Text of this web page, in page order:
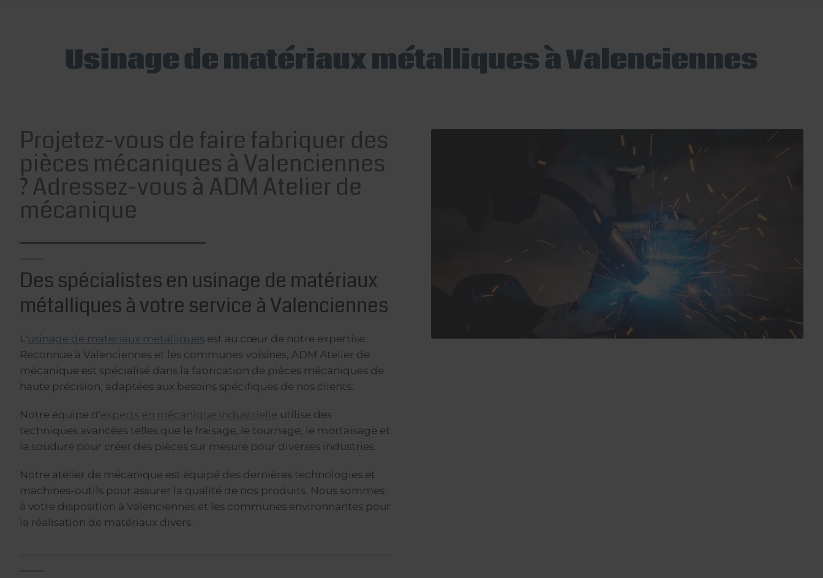
Usinage de matériaux métalliques à Valenciennes
Projetez-vous de faire fabriquer des
pièces mécaniques à Valenciennes
? Adressez-vous à ADM Atelier de
mécanique
Des spécialistes en usinage de matériaux
métalliques à votre service à Valenciennes
L'usinage de matériaux métalliques est au cœur de notre expertise.
Reconnue à Valenciennes et les communes voisines, ADM Atelier de
mécanique est spécialisé dans la fabrication de pièces mécaniques de
haute précision, adaptées aux besoins spécifiques de nos clients.
Notre équipe d'experts en mécanique industrielle utilise des
techniques avancées telles que le fraisage, le tournage, le mortaisage et
la soudure pour créer des pièces sur mesure pour diverses industries.
Notre atelier de mécanique est équipé des dernières technologies et
machines-outils pour assurer la qualité de nos produits. Nous sommes
à votre disposition à Valenciennes et les communes environnantes pour
la réalisation de matériaux divers.